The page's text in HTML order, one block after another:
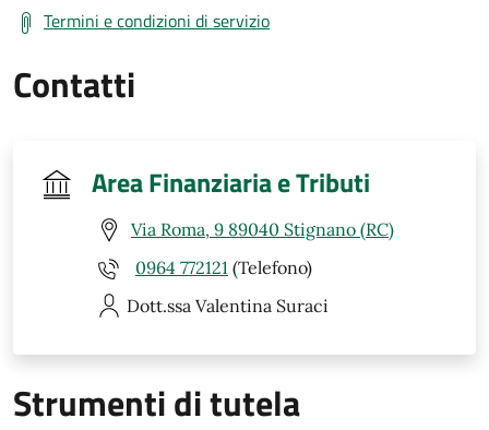
Termini e condizioni di servizio
Contatti
Area Finanziaria e Tributi
Via Roma, 9 89040 Stignano (RC)
0964 772121 (Telefono)
Dott.ssa Valentina Suraci
Strumenti di tutela